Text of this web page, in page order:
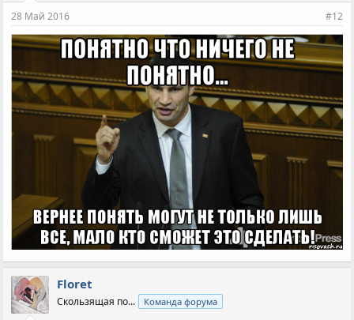
28 Май 2016 #12
Floret
Скользящая по... Команда форума